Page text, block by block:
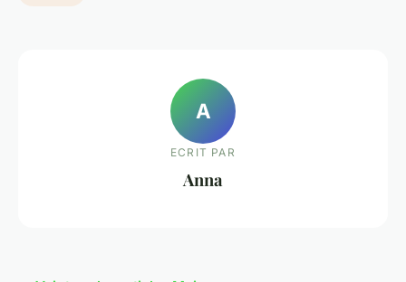
A
ECRIT PAR
Anna